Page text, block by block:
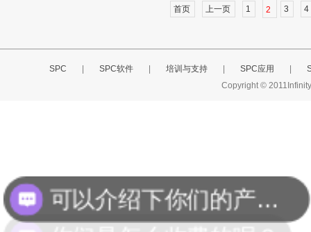
首页 上一页 1 2 3 4
SPC SPC软件 培训与支持 SPC应用
Copyright ©
你们是怎么收费的呢？